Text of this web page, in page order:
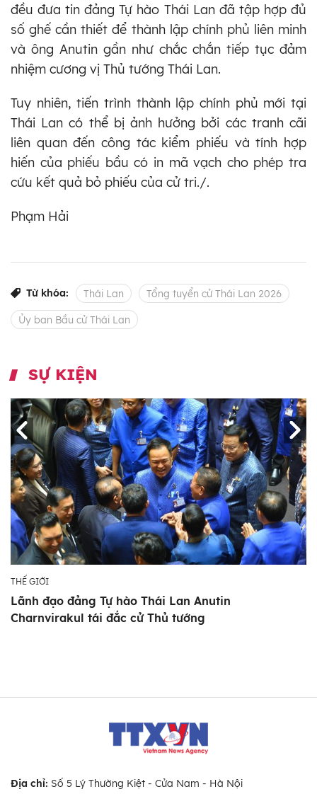
đều đưa tin đảng Tự hào Thái Lan đã tập hợp đủ
số ghế cần thiết để thành lập chính phủ liên minh
và ông Anutin gần như chắc chắn tiếp tục đảm
nhiệm cương vị Thủ tướng Thái Lan.
Tuy nhiên, tiến trình thành lập chính phủ mới tại
Thái Lan có thể bị ảnh hưởng bởi các tranh cãi
liên quan đến công tác kiểm phiếu và tính hợp
hiến của phiếu bầu có in mã vạch cho phép tra
cứu kết quả bỏ phiếu của cử tri./.
Phạm Hải
Từ khóa: Thái Lan Tổng tuyển cử Thái Lan 2026
Ủy ban Bầu cử Thái Lan
SỰ KIỆN
THẾ GIỚI
Lãnh đạo đảng Tự hào Thái Lan Anutin
Charnvirakul tái đắc cử Thủ tướng
Địa chỉ: Số 5 Lý Thường Kiệt - Cửa Nam - Hà Nội